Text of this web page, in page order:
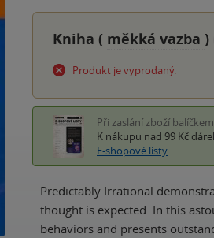
Kniha ( měkká vazba )
Produkt je vyprodaný.
Při zaslání zboží balíčkem
K nákupu nad 99 Kč
E-shopové listy
Predictably Irrational
thought is expected. In this
behaviors and presents